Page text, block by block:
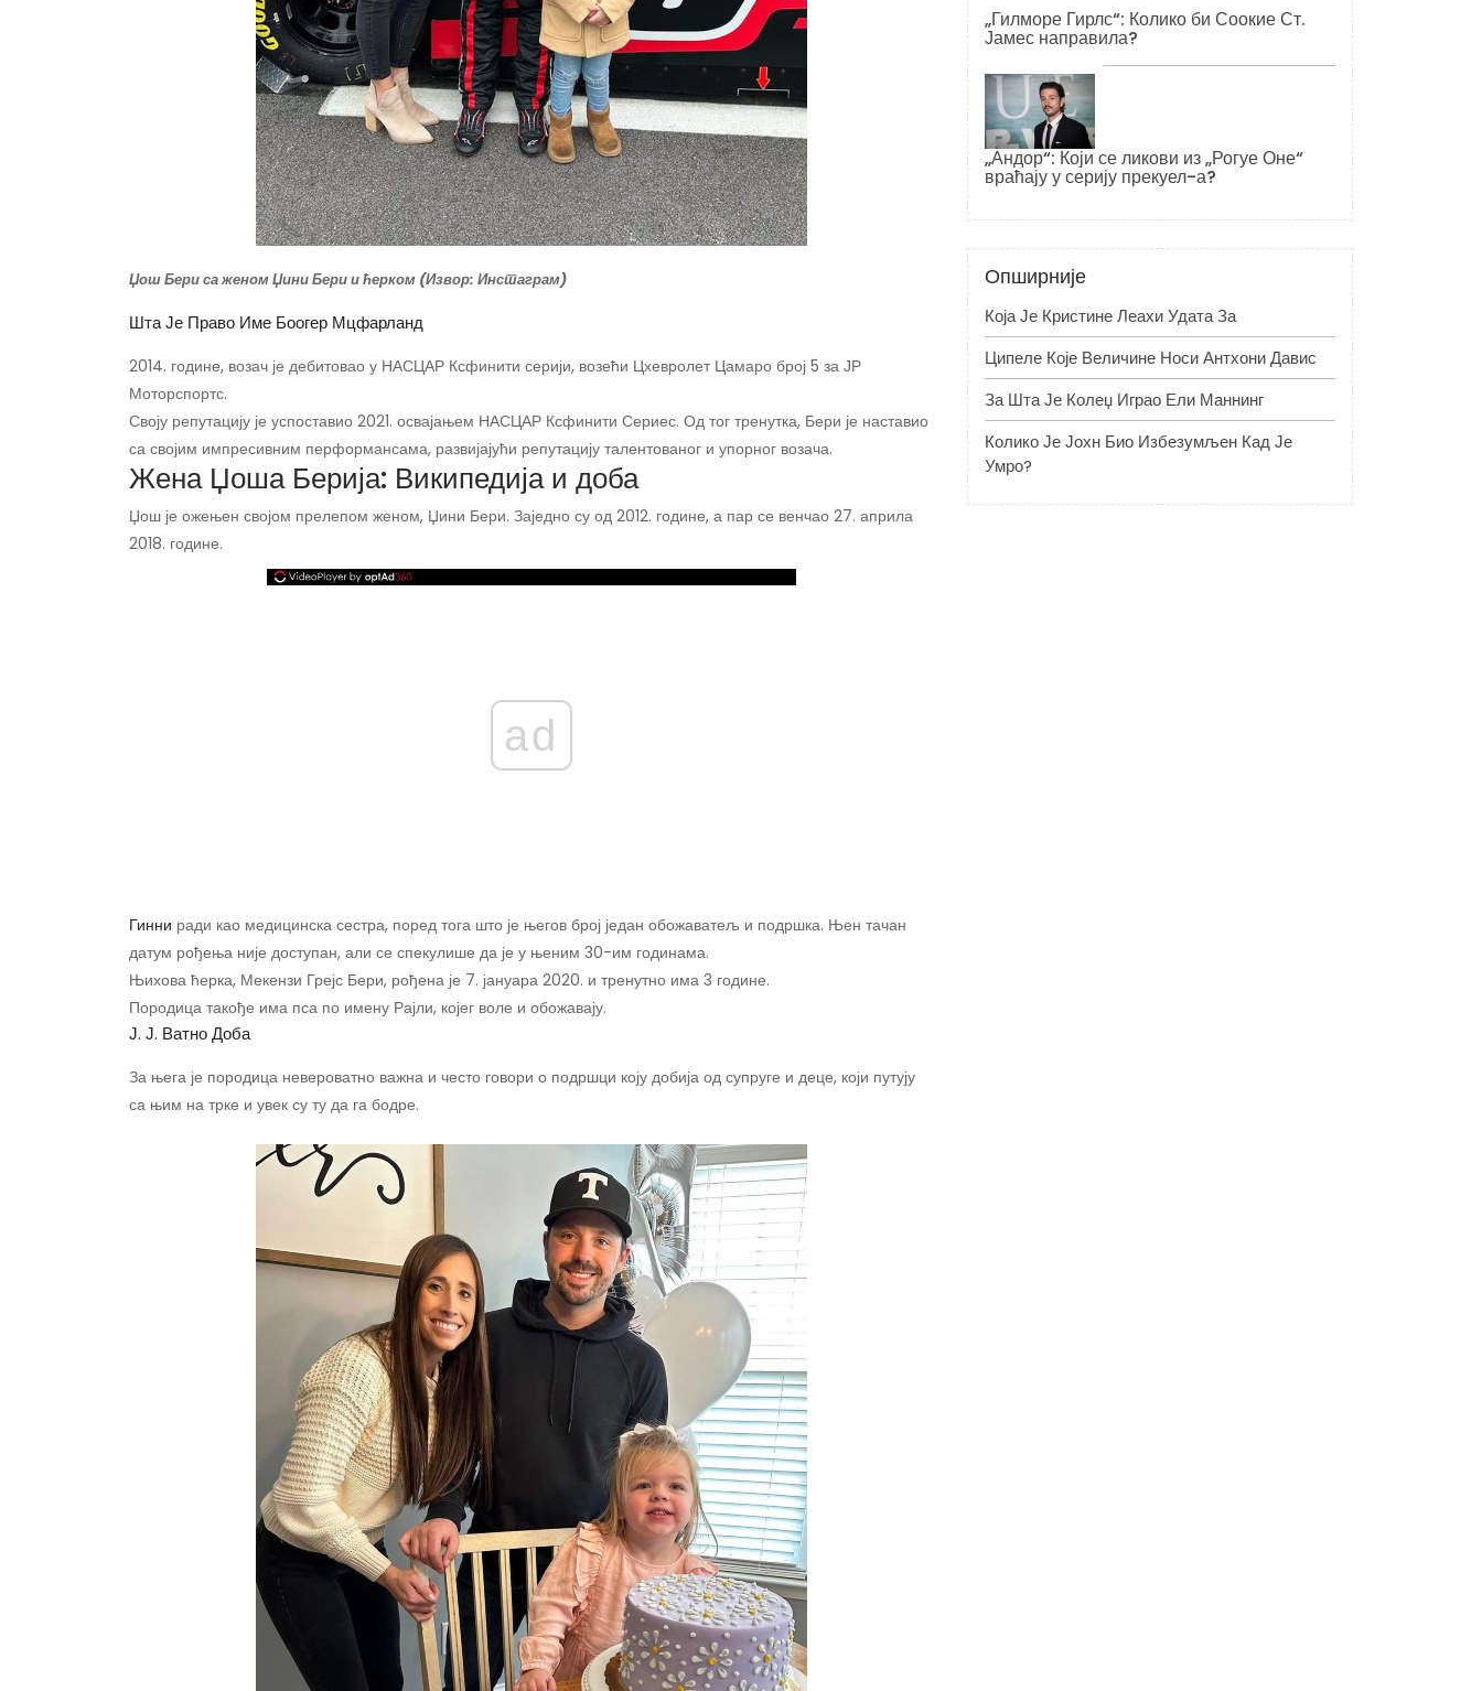
Џош Бери са женом Џини Бери и ћерком (Извор: Инстаграм)
Шта Је Право Име Боогер Мцфарланд
2014. године, возач је дебитовао у НАСЦАР Ксфинити серији, возећи Цхевролет Цамаро број 5 за ЈР
Моторспортс.
Своју репутацију је успоставио 2021. освајањем НАСЦАР Ксфинити Сериес. Од тог тренутка, Бери је наставио
са својим импресивним перформансама, развијајући репутацију талентованог и упорног возача.
Жена Џоша Берија: Википедија и доба
Џош је ожењен својом прелепом женом, Џини Бери. Заједно су од 2012. године, а пар се венчао 27. априла
2018. године.
ad
Гинни ради као медицинска сестра, поред тога што је његов број један обожаватељ и подршка. Њен тачан
датум рођења није доступан, али се спекулише да је у њеним 30-им годинама.
Њихова ћерка, Мекензи Грејс Бери, рођена је 7. јануара 2020. и тренутно има 3 године.
Породица такође има пса по имену Рајли, којег воле и обожавају.
Ј. Ј. Ватно Доба
За њега је породица невероватно важна и често говори о подршци коју добија од супруге и деце, који путују
са њим на трке и увек су ту да га бодре.
„Гилморе Гирлс“: Колико би Соокие Ст.
Јамес направила?
„Андор“: Који се ликови из „Рогуе Оне“
враћају у серију прекуел-а?
Опширније
Која Је Кристине Леахи Удата За
Ципеле Које Величине Носи Антхони Давис
За Шта Је Колеџ Играо Ели Маннинг
Колико Је Јохн Био Избезумљен Кад Је
Умро?